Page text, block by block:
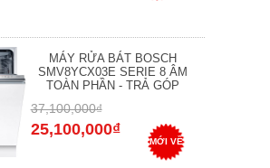
MÁY RỬA BÁT BOSCH
SMV8YCX03E SERIE 8 ÂM
TOÀN PHẦN - TRẢ GÓP
37,100,000₫
25,100,000₫
MỚI VỀ